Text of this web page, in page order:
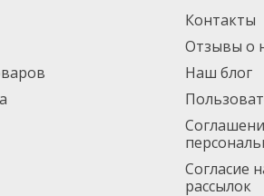
Контакты
Отзывы о
Наш блог
Согласие
рассылок